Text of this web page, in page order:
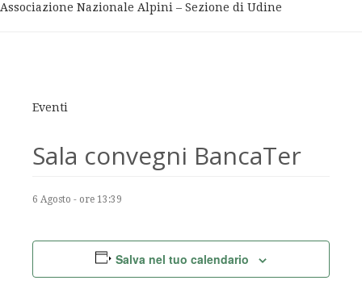
Associazione Nazionale Alpini – Sezione di Udine
Eventi
Sala convegni BancaTer
6 Agosto - ore 13:39
Salva nel tuo calendario